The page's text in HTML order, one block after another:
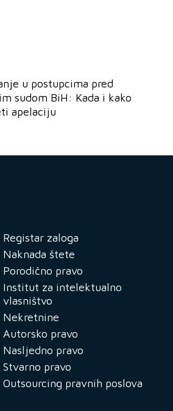
u postupcima pred
sudom BiH: Kada i kako
apelaciju
Registar zaloga
Naknada štete
Porodično pravo
Institut za intelektualno
vlasništvo
Nekretnine
Autorsko pravo
Nasljedno pravo
Stvarno pravo
Outsourcing pravnih poslova